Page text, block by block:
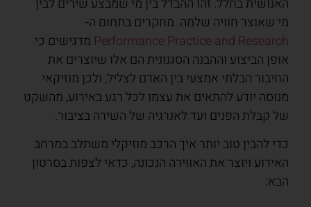
מי שאוצר חוויה שלמה. מחקרים בתחום ה-
Performance Practice and Research מדגישים כי
אופן הביצוע וההבנה הסגנונית הם אלו שיוצרים את
החיבור הבלתי אמצעי בין האדם לצליל, ולכן מוזיקאי
מנוסה יודע להתאים את עצמו לכל רגע באירוע, מהשקט
של קבלת הפנים ועד לאנרגיה של השירה בציבור.
כדי להבין טוב יותר איך הרכב מוזיקלי משתלב במרחב
האירוע ויוצר את האווירה הנכונה, כדאי לצפות בסרטון
הבא: